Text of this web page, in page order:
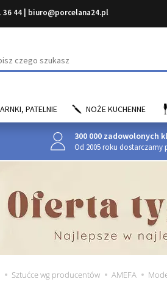
36 44 biuro@porcelana24.pl
PATELNIE NOŻE KUCHENNE
300 000 zadowolonych
Od 2005 roku
Sztućce wg producentów AMEFA